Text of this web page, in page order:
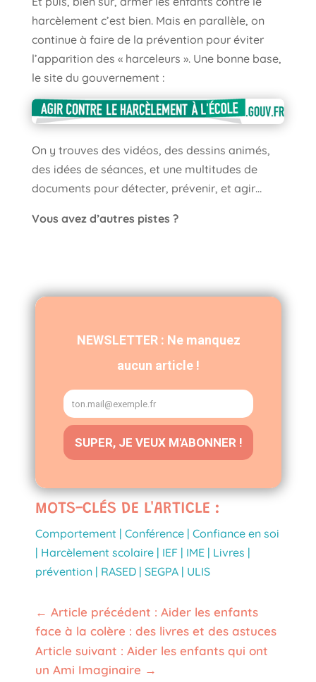
harcèlement c’est bien. Mais en parallèle, on
continue à faire de la prévention pour éviter
l’apparition des « harceleurs ». Une bonne base,
le site du gouvernement :
On y trouves des vidéos, des dessins animés,
des idées de séances, et une multitudes de
documents pour détecter, prévenir, et agir…
Vous avez d’autres pistes ?
MOTS-CLÉS DE L'ARTICLE :
Comportement| Conférence| Confiance en soi
| Harcèlement scolaire| IEF| IME| Livres |
prévention| RASED| SEGPA| ULIS
← Article précédent : Aider les enfants
face à la colère : des livres et des astuces
Article suivant : Aider les enfants qui ont
un Ami Imaginaire →